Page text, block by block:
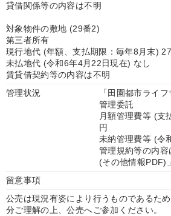
貸借関係等の内容は不明
対象物件の敷地 (29番2)
第三者所有
現行地代 (年額、支払期限：毎年8月末)
未払地代 (令和6年4月22日現在) なし
賃貸借契約等の内容は不明
管理状況
「田園都市ライ
管理委託
月額管理費等 (支
円
未納管理費等 (令
管理規約等の内
(その他情報PDF)
留意事項
公売は現況有姿により行うものであるた
分ご理解の上、公売へご参加ください。